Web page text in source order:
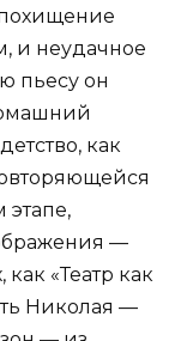
и неудачное
пьесу он
как
—
«Театр как
Николая —